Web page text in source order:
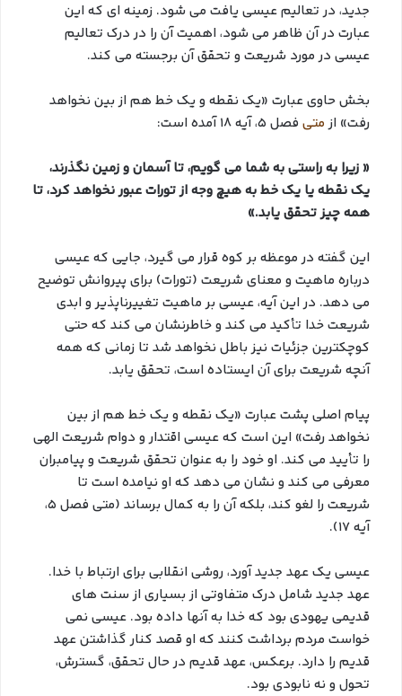
جدید، در تعالیم عیسی یافت می شود. زمینه ای که این
عبارت در آن ظاهر می شود، اهمیت آن را در درک تعالیم
عیسی در مورد شریعت و تحقق آن برجسته می کند.
بخش حاوی عبارت «یک نقطه و یک خط هم از بین نخواهد
رفت» از متی فصل 5، آیه 18 آمده است:
« زیرا به راستی به شما می گویم، تا آسمان و زمین نگذرند،
یک نقطه یا یک خط به هیچ وجه از تورات عبور نخواهد کرد، تا
همه چیز تحقق یابد.»
این گفته در موعظه بر کوه قرار می گیرد، جایی که عیسی
درباره ماهیت و معنای شریعت (تورات) برای پیروانش توضیح
می دهد. در این آیه، عیسی بر ماهیت تغییرناپذیر و ابدی
شریعت خدا تأکید می کند و خاطرنشان می کند که حتی
کوچکترین جزئیات نیز باطل نخواهد شد تا زمانی که همه
آنچه شریعت برای آن ایستاده است، تحقق یابد.
پیام اصلی پشت عبارت «یک نقطه و یک خط هم از بین
نخواهد رفت» این است که عیسی اقتدار و دوام شریعت الهی
را تأیید می کند. او خود را به عنوان تحقق شریعت و پیامبران
معرفی می کند و نشان می دهد که او نیامده است تا
شریعت را لغو کند، بلکه آن را به کمال برساند (متی فصل 5،
آیه 17).
عیسی یک عهد جدید آورد، روشی انقلابی برای ارتباط با خدا.
عهد جدید شامل درک متفاوتی از بسیاری از سنت های
قدیمی یهودی بود که خدا به آنها داده بود. عیسی نمی
خواست مردم برداشت کنند که او قصد کنار گذاشتن عهد
قدیم را دارد. برعکس، عهد قدیم در حال تحقق، گسترش،
تحول و نه نابودی بود.